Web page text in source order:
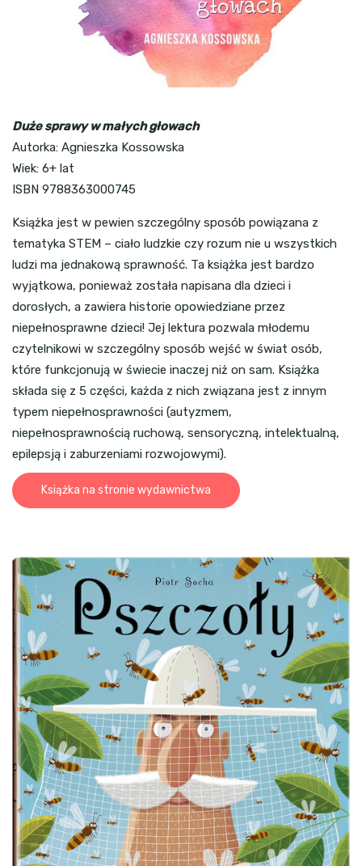
Duże sprawy w małych głowach
Autorka: Agnieszka Kossowska
Wiek: 6+ lat
ISBN 9788363000745
Książka jest w pewien szczególny sposób powiązana z
tematyka STEM – ciało ludzkie czy rozum nie u wszystkich
ludzi ma jednakową sprawność. Ta książka jest bardzo
wyjątkowa, ponieważ została napisana dla dzieci i
dorosłych, a zawiera historie opowiedziane przez
niepełnosprawne dzieci! Jej lektura pozwala młodemu
czytelnikowi w szczególny sposób wejść w świat osób,
które funkcjonują w świecie inaczej niż on sam. Książka
składa się z 5 części, każda z nich związana jest z innym
typem niepełnosprawności (autyzmem,
niepełnosprawnością ruchową, sensoryczną, intelektualną,
epilepsją i zaburzeniami rozwojowymi).
Książka na stronie wydawnictwa